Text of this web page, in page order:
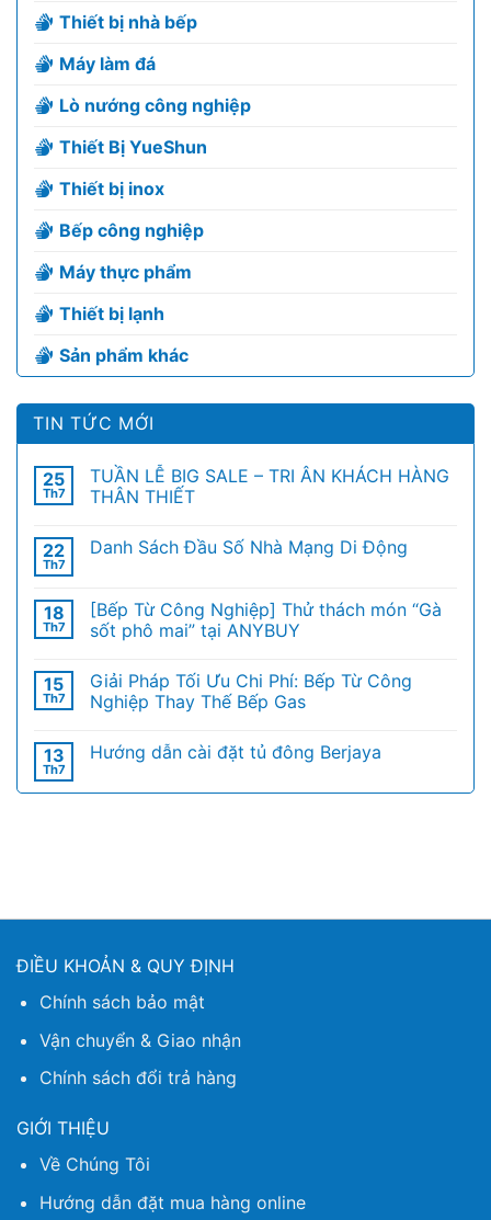
Thiết bị nhà bếp
Máy làm đá
Lò nướng công nghiệp
Thiết Bị YueShun
Thiết bị inox
Bếp công nghiệp
Máy thực phẩm
Thiết bị lạnh
Sản phẩm khác
TIN TỨC MỚI
25
Th7
TUẦN LỄ BIG SALE – TRI ÂN KHÁCH HÀNG
THÂN THIẾT
22
Th7
Danh Sách Đầu Số Nhà Mạng Di Động
18
Th7
[Bếp Từ Công Nghiệp] Thử thách món “Gà
sốt phô mai” tại ANYBUY
15
Th7
Giải Pháp Tối Ưu Chi Phí: Bếp Từ Công
Nghiệp Thay Thế Bếp Gas
13
Th7
Hướng dẫn cài đặt tủ đông Berjaya
ĐIỀU KHOẢN & QUY ĐỊNH
Chính sách bảo mật
Vận chuyển & Giao nhận
Chính sách đổi trả hàng
GIỚI THIỆU
Về Chúng Tôi
Hướng dẫn đặt mua hàng online